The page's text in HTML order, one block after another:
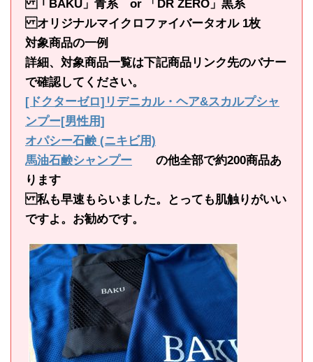
「BAKU」青系 or 「DR ZERO」黒系
オリジナルマイクロファイバータオル 1枚
対象商品の一例
詳細、対象商品一覧は下記商品リンク先のバナー
で確認してください。
[ドクターゼロ]リデニカル・ヘア&スカルプシャ
ンプー[男性用]
オパシー石鹸 (ニキビ用)
馬油石鹸シャンプー の他全部で約200商品あ
ります
私も早速もらいました。とっても肌触りがいい
ですよ。お勧めです。